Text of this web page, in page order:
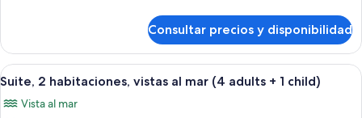
adults)
2
habitaciones,
vistas
mar
Consultar precios y disponibilidad
Abrir
todas
las
Una habitación de hotel con cama,
7
Suite, 2 habitaciones, vistas al mar (4 adults + 1 child)
Vista al mar